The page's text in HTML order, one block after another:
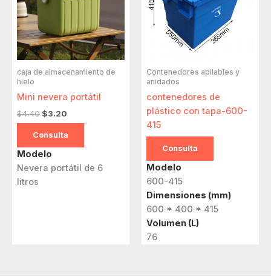
caja de almacenamiento de
hielo
Mini nevera portátil
$4.40 El
precio
original
$4.40.
$3.20
precio
actual
Consulta
Modelo
Nevera portátil de 6
litros
Contenedores apilables y
anidados
contenedores de
plástico con tapa-600-
415
Consulta
Modelo
600-415
Dimensiones (mm)
600 * 400 * 415
Volumen (L)
76